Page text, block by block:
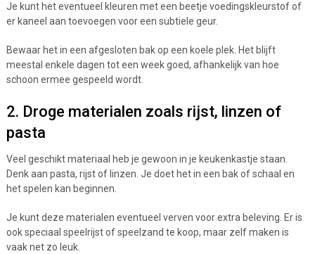
Je kunt het eventueel kleuren met een beetje voedingskleurstof of
er kaneel aan toevoegen voor een subtiele geur.
Bewaar het in een afgesloten bak op een koele plek. Het blijft
meestal enkele dagen tot een week goed, afhankelijk van hoe
schoon ermee gespeeld wordt.
2. Droge materialen zoals rijst, linzen of
pasta
Veel geschikt materiaal heb je gewoon in je keukenkastje staan.
Denk aan pasta, rijst of linzen. Je doet het in een bak of schaal en
het spelen kan beginnen.
Je kunt deze materialen eventueel verven voor extra beleving. Er is
ook speciaal speelrijst of speelzand te koop, maar zelf maken is
vaak net zo leuk.